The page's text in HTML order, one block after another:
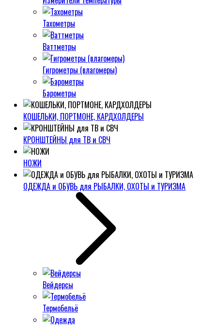
Тахометры
Ваттметры
Гигрометры (влагомеры)
Барометры
КОШЕЛЬКИ, ПОРТМОНЕ, КАРДХОЛДЕРЫ
КРОНШТЕЙНЫ для ТВ и СВЧ
НОЖИ
ОДЕЖДА и ОБУВЬ для РЫБАЛКИ, ОХОТЫ и ТУРИЗМА
Вейдерсы
Термобельё